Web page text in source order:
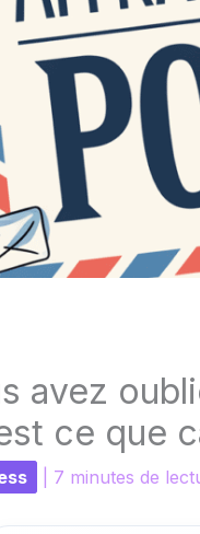
avez
ce que
7 minutes de